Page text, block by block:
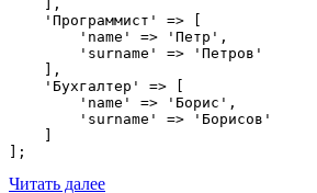
];
Читать далее